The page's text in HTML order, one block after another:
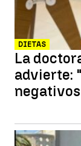
DIETAS
La
advierte: